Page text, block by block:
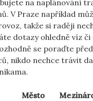
na naplánování
V Praze ⁣například⁣
‌takže‍ si⁢ raději
dotazy ohledně víz či
se poraďte
nikdo nechce trávit
Město